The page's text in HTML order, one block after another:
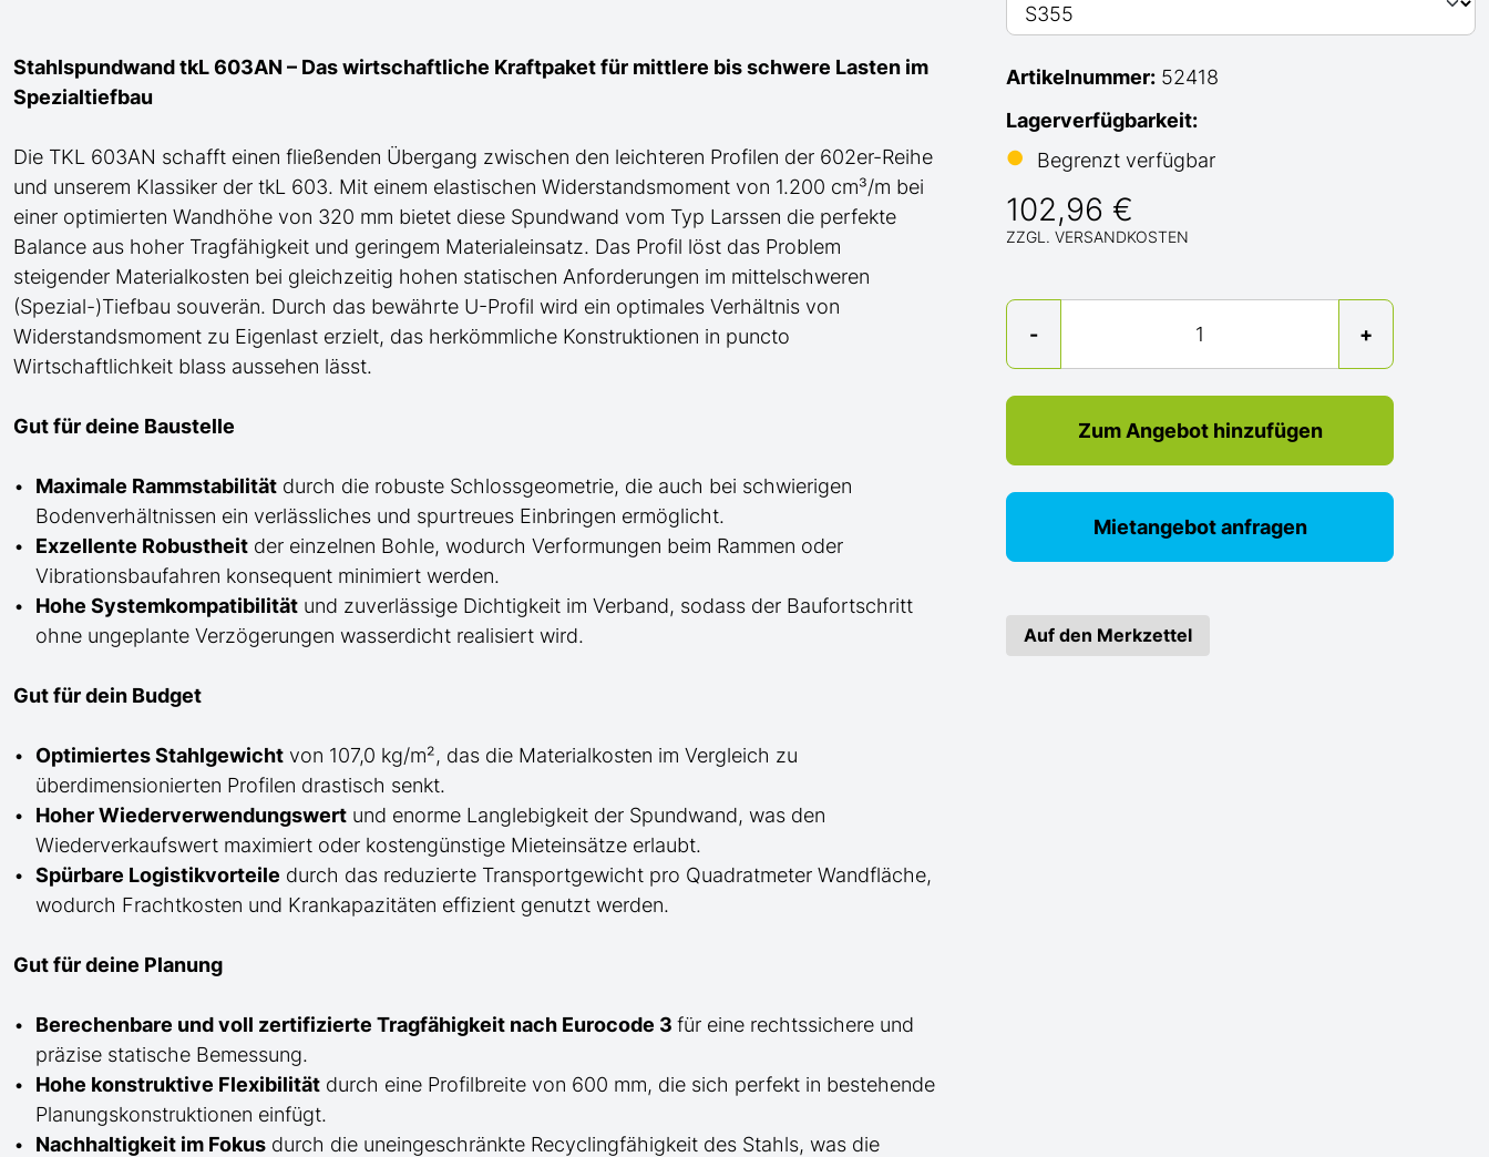
Stahlspundwand tkL 603AN – Das wirtschaftliche Kraftpaket für mittlere bis schwere Lasten im
Spezialtiefbau
Die TKL 603AN schafft einen fließenden Übergang zwischen den leichteren Profilen der 602er-Reihe
und unserem Klassiker der tkL 603. Mit einem elastischen Widerstandsmoment von 1.200 cm³/m bei
einer optimierten Wandhöhe von 320 mm bietet diese Spundwand vom Typ Larssen die perfekte
Balance aus hoher Tragfähigkeit und geringem Materialeinsatz. Das Profil löst das Problem
steigender Materialkosten bei gleichzeitig hohen statischen Anforderungen im mittelschweren
(Spezial-)Tiefbau souverän. Durch das bewährte U-Profil wird ein optimales Verhältnis von
Widerstandsmoment zu Eigenlast erzielt, das herkömmliche Konstruktionen in puncto
Wirtschaftlichkeit blass aussehen lässt.
Gut für deine Baustelle
Maximale Rammstabilität durch die robuste Schlossgeometrie, die auch bei schwierigen
Bodenverhältnissen ein verlässliches und spurtreues Einbringen ermöglicht.
Exzellente Robustheit der einzelnen Bohle, wodurch Verformungen beim Rammen oder
Vibrationsbaufahren konsequent minimiert werden.
Hohe Systemkompatibilität und zuverlässige Dichtigkeit im Verband, sodass der Baufortschritt
ohne ungeplante Verzögerungen wasserdicht realisiert wird.
Gut für dein Budget
Optimiertes Stahlgewicht von 107,0 kg/m², das die Materialkosten im Vergleich zu
überdimensionierten Profilen drastisch senkt.
Hoher Wiederverwendungswert und enorme Langlebigkeit der Spundwand, was den
Wiederverkaufswert maximiert oder kostengünstige Mieteinsätze erlaubt.
Spürbare Logistikvorteile durch das reduzierte Transportgewicht pro Quadratmeter Wandfläche,
wodurch Frachtkosten und Krankapazitäten effizient genutzt werden.
Gut für deine Planung
Berechenbare und voll zertifizierte Tragfähigkeit nach Eurocode 3 für eine rechtssichere und
präzise statische Bemessung.
Hohe konstruktive Flexibilität durch eine Profilbreite von 600 mm, die sich perfekt in bestehende
Planungskonstruktionen einfügt.
Nachhaltigkeit im Fokus durch die uneingeschränkte Recyclingfähigkeit des Stahls, was die
Artikelnummer: 52418
Lagerverfügbarkeit:
●
Begrenzt verfügbar
102,96 €
ZZGL. VERSANDKOSTEN
-
Menge
+
Zum Angebot hinzufügen
Mietangebot anfragen
Auf den Merkzettel